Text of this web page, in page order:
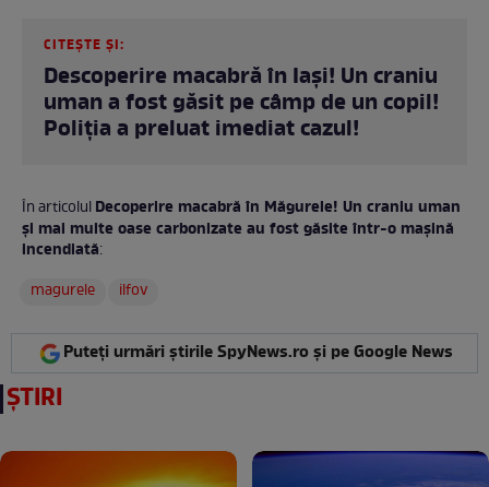
CITEȘTE ȘI:
Descoperire macabră în Iași! Un craniu
uman a fost găsit pe câmp de un copil!
Poliția a preluat imediat cazul!
În articolulDecoperire macabră în Măgurele! Un craniu uman
și mai multe oase carbonizate au fost găsite într-o mașină
incendiată:
magurele
ilfov
Puteți urmări știrile SpyNews.ro și pe Google News
ȘTIRI